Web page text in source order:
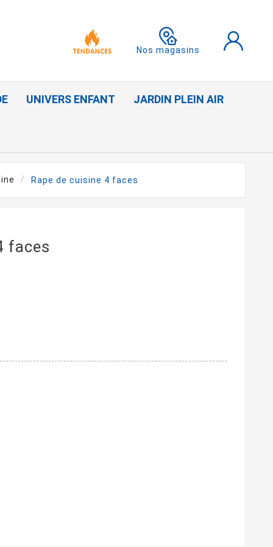
Nos magasins
UNIVERS ENFANT JARDIN PLEIN AIR
Rape de cuisine 4 faces
faces